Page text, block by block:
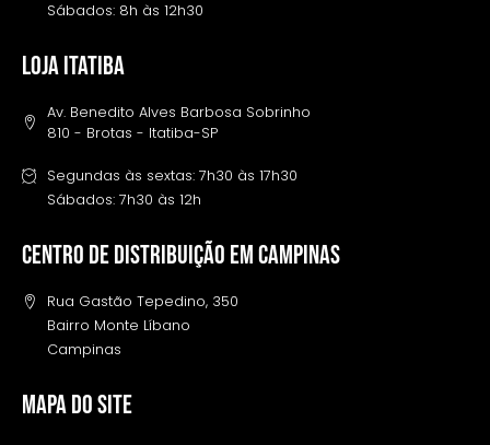
Sábados: 8h às 12h30
LOJA ITATIBA
Av. Benedito Alves Barbosa Sobrinho
810 - Brotas - Itatiba-SP
Segundas às sextas: 7h30 às 17h30
Sábados: 7h30 às 12h
Centro de distribuição em campinas
Rua Gastão Tepedino, 350
Bairro Monte Líbano
Campinas
MAPA DO SITE